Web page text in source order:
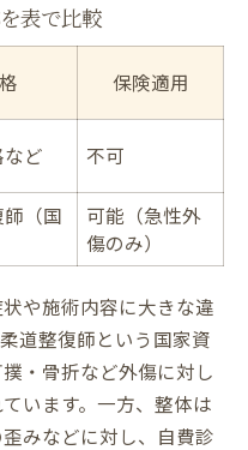
表で比較
保険適用
ど 不可
（国
可能（急性外
傷のみ）
や施術内容に大きな違
道整復師という国家資
・骨折など外傷に対し
います。一方、整体は
みなどに対し、自費診